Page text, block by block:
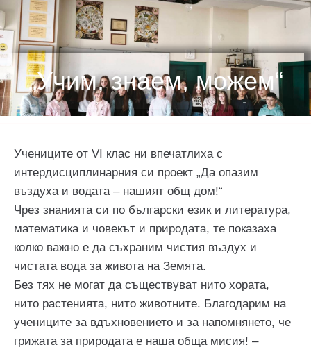
„Учим, знаем, можем“
Учениците от VI клас ни впечатлиха с
интердисциплинарния си проект „Да опазим
въздуха и водата – нашият общ дом!“
Чрез знанията си по български език и литература,
математика и човекът и природата, те показаха
колко важно е да съхраним чистия въздух и
чистата вода за живота на Земята.
Без тях не могат да съществуват нито хората,
нито растенията, нито животните. Благодарим на
учениците за вдъхновението и за напомнянето, че
грижата за природата е наша обща мисия! –